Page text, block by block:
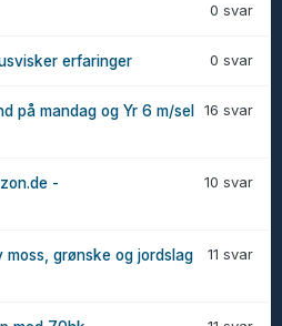
0 svar
0 svar
erfaringer
16 svar
på mandag og Yr 6 m/sel
10 svar
-
11 svar
moss, grønske og jordslag